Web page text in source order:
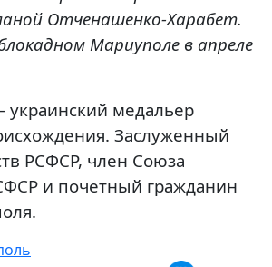
Отченашенко-Харабет.
Мариуполе в апреле
украинский медальер
Заслуженный
РСФСР, член Союза
и почетный гражданин